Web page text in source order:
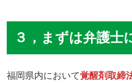
３，まずは弁護士
福岡県内において覚醒剤取締